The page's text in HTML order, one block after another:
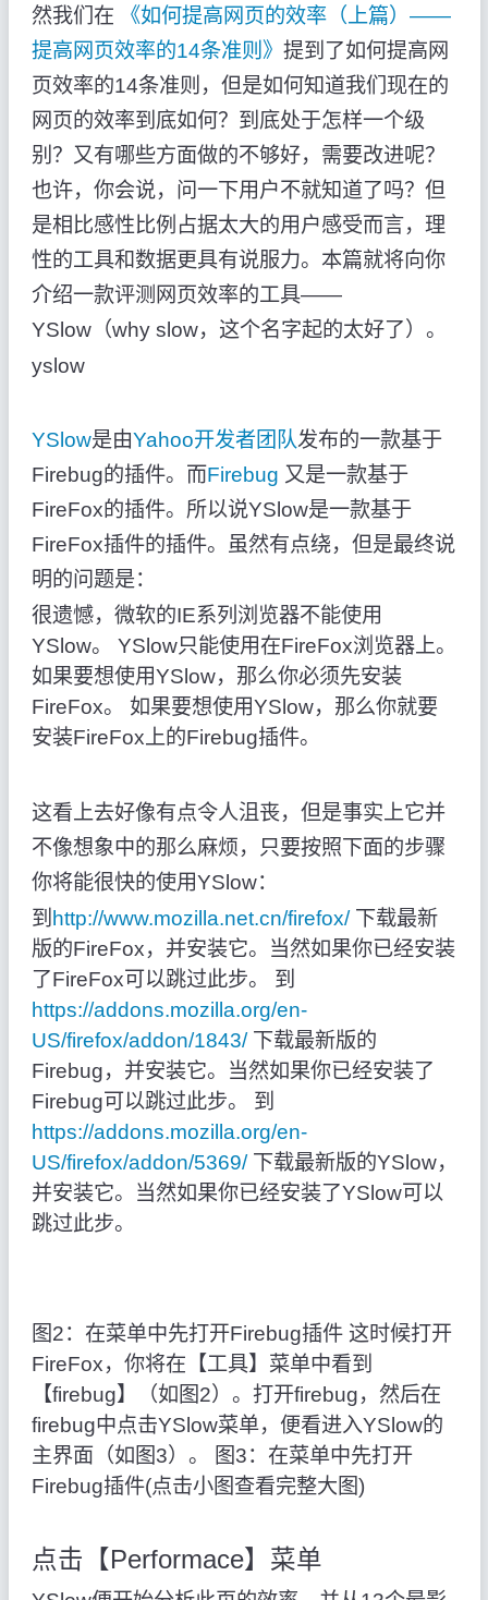
然我们在 《如何提高网页的效率（上篇）——
提高网页效率的14条准则》 提到了如何提高网
页效率的14条准则，但是如何知道我们现在的
网页的效率到底如何？到底处于怎样一个级
别？又有哪些方面做的不够好，需要改进呢？
也许，你会说，问一下用户不就知道了吗？但
是相比感性比例占据太大的用户感受而言，理
性的工具和数据更具有说服力。本篇就将向你
介绍一款评测网页效率的工具——
YSlow（why slow，这个名字起的太好了）。
yslow
YSlow是由Yahoo开发者团队发布的一款基于
Firebug的插件。而Firebug 又是一款基于
FireFox的插件。所以说YSlow是一款基于
FireFox插件的插件。虽然有点绕，但是最终说
明的问题是：
很遗憾，微软的IE系列浏览器不能使用
YSlow。 YSlow只能使用在FireFox浏览器上。
如果要想使用YSlow，那么你必须先安装
FireFox。 如果要想使用YSlow，那么你就要
安装FireFox上的Firebug插件。
这看上去好像有点令人沮丧，但是事实上它并
不像想象中的那么麻烦，只要按照下面的步骤
你将能很快的使用YSlow：
到 http://www.mozilla.net.cn/firefox/下载最新
版的FireFox，并安装它。当然如果你已经安装
了FireFox可以跳过此步。 到
https://addons.mozilla.org/en-
US/firefox/addon/1843/下载最新版的
Firebug，并安装它。当然如果你已经安装了
Firebug可以跳过此步。 到
https://addons.mozilla.org/en-
US/firefox/addon/5369/下载最新版的YSlow，
并安装它。当然如果你已经安装了YSlow可以
跳过此步。
图2：在菜单中先打开Firebug插件 这时候打开
FireFox，你将在【工具】菜单中看到
【firebug】（如图2）。打开firebug，然后在
firebug中点击YSlow菜单，便看进入YSlow的
主界面（如图3）。 图3：在菜单中先打开
Firebug插件(点击小图查看完整大图)
点击【Performace】菜单